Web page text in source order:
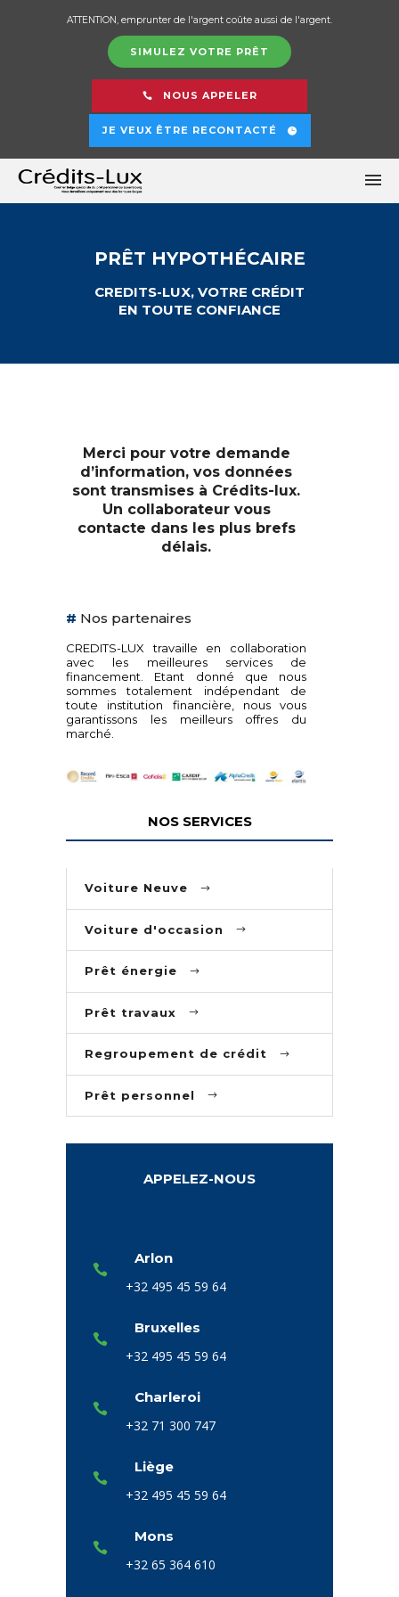
ATTENTION, emprunter de l'argent coûte aussi de l'argent.
SIMULEZ VOTRE PRÊT
NOUS APPELER
JE VEUX ÊTRE RECONTACTÉ
PRÊT HYPOTHÉCAIRE
CREDITS-LUX, VOTRE CRÉDIT
EN TOUTE CONFIANCE
Merci pour votre demande
d’information, vos données
sont transmises à Crédits-lux.
Un collaborateur vous
contacte dans les plus brefs
délais.
# Nos partenaires
CREDITS-LUX travaille en collaboration
avec les meilleures services de
financement. Etant donné que nous
sommes totalement indépendant de
toute institution financière, nous vous
garantissons les meilleurs offres du
marché.
NOS SERVICES
Voiture Neuve
Voiture d'occasion
Prêt énergie
Prêt travaux
Regroupement de crédit
Prêt personnel
APPELEZ-NOUS
Arlon
+32 495 45 59 64
Bruxelles
+32 495 45 59 64
Charleroi
+32 71 300 747
Liège
+32 495 45 59 64
Mons
+32 65 364 610